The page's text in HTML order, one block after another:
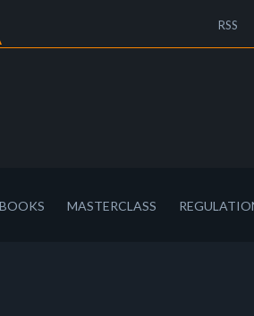
RSS
BOOKS MASTERCLASS